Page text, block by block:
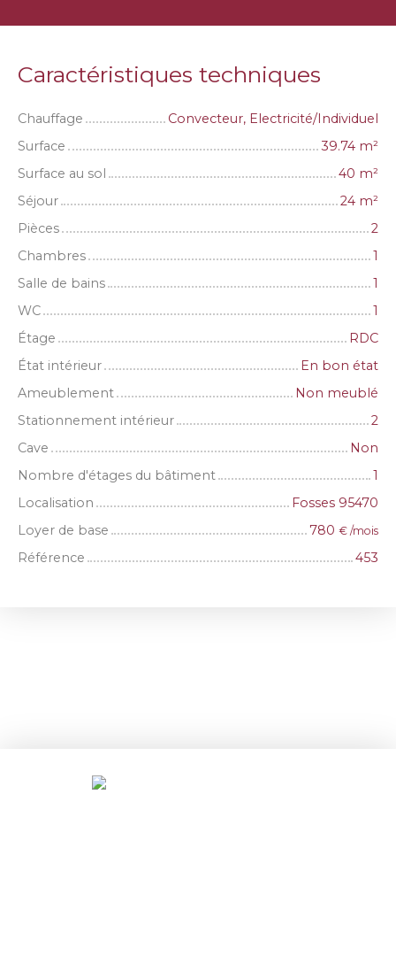
Caractéristiques techniques
Chauffage
Convecteur, Electricité/Individuel
Surface
39.74 m²
Surface au sol
40 m²
Séjour
24 m²
Pièces
2
Chambres
1
Salle de bains
1
WC
1
Étage
RDC
État intérieur
En bon état
Ameublement
Non meublé
Stationnement intérieur
2
Cave
Non
Nombre d'étages du bâtiment
1
Localisation
Fosses 95470
Loyer de base
780 € /mois
Référence 453